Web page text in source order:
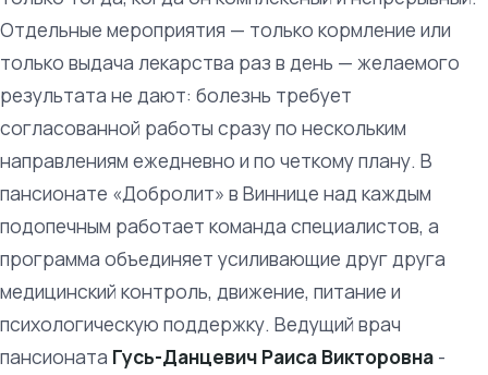
Отдельные мероприятия — только кормление или
только выдача лекарства раз в день — желаемого
результата не дают: болезнь требует
согласованной работы сразу по нескольким
направлениям ежедневно и по четкому плану. В
пансионате «Добролит» в Виннице над каждым
подопечным работает команда специалистов, а
программа объединяет усиливающие друг друга
медицинский контроль, движение, питание и
психологическую поддержку. Ведущий врач
пансионата Гусь-Данцевич Раиса Викторовна -